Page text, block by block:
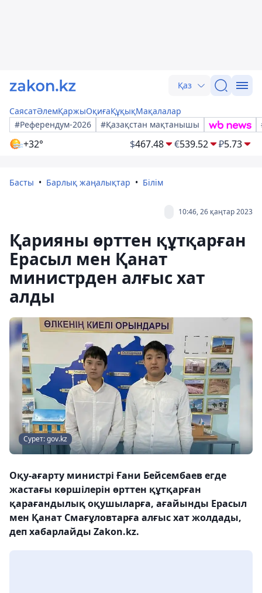
Қаз
СаясатӘлемҚаржыОқиғаҚұқықМақалалар
#Референдум-2026
#Қазақстан мақтанышы
+32° $467.48 €539.52 ₽5.73
Басты Барлық жаңалықтар Білім
10:46, 26 қаңтар 2023
Қарияны өрттен құтқарған
Ерасыл мен Қанат
министрден алғыс хат
алды
Сурет: gov.kz
Оқу-ағарту министрі Ғани Бейсембаев егде
жастағы көршілерін өрттен құтқарған
қарағандылық оқушыларға, ағайынды Ерасыл
мен Қанат Смағұловтарға алғыс хат жолдады,
деп хабарлайды Zakon.kz.